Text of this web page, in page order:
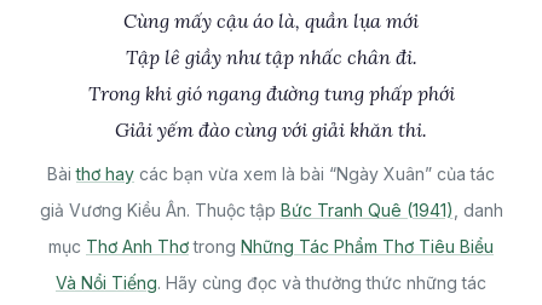
Cùng mấy cậu áo là, quần lụa mới
Tập lê giầy như tập nhấc chân đi.
Trong khi gió ngang đường tung phấp phới
Giải yếm đào cùng với giải khăn thi.
Bàithơ hay các bạn vừa xem là bài “Ngày Xuân” của tác
giả Vương Kiều Ân. Thuộc tập Bức Tranh Quê (1941) , danh
mục Thơ Anh Thơtrong Những Tác Phẩm Thơ Tiêu Biểu
Và Nổi Tiếng. Hãy cùng đọc và thưởng thức những tác